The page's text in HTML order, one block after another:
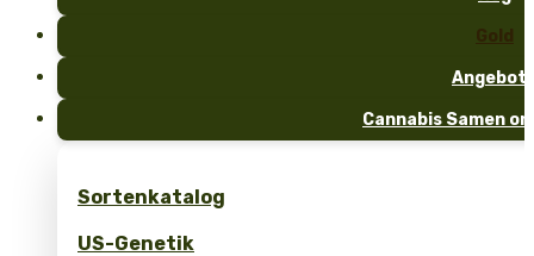
Gold
Cannabis Samen
Sortenkatalog
US-Genetik